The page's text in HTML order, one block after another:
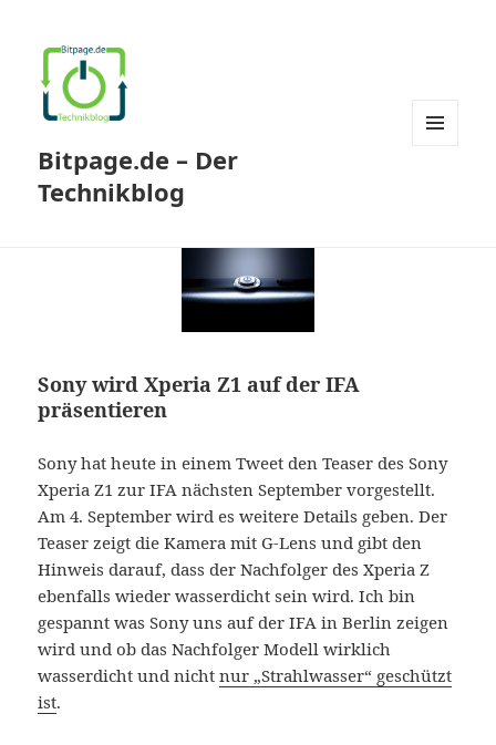
Bitpage.de – Der
Technikblog
Sony wird Xperia Z1 auf der IFA
präsentieren
Sony hat heute in einem Tweet den Teaser des Sony
Xperia Z1 zur IFA nächsten September vorgestellt.
Am 4. September wird es weitere Details geben. Der
Teaser zeigt die Kamera mit G-Lens und gibt den
Hinweis darauf, dass der Nachfolger des Xperia Z
ebenfalls wieder wasserdicht sein wird. Ich bin
gespannt was Sony uns auf der IFA in Berlin zeigen
wird und ob das Nachfolger Modell wirklich
wasserdicht und nichtnur „Strahlwasser“ geschützt
ist.